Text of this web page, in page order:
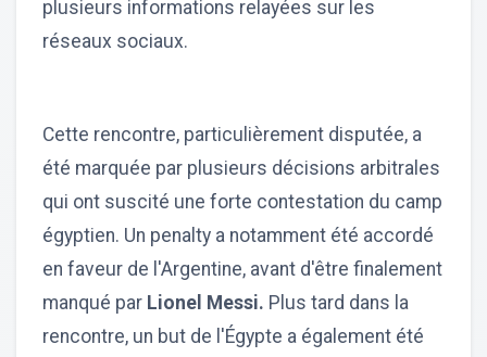
plusieurs informations relayées sur les
réseaux sociaux.
Cette rencontre, particulièrement disputée, a
été marquée par plusieurs décisions arbitrales
qui ont suscité une forte contestation du camp
égyptien. Un penalty a notamment été accordé
en faveur de l'Argentine, avant d'être finalement
manqué par Lionel Messi. Plus tard dans la
rencontre, un but de l'Égypte a également été